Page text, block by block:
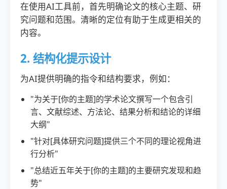
在使用AI工具前，首先明确论文的核心主题、研
究问题和范围。清晰的定位有助于生成更相关的
内容。
2. 结构化提示设计
为AI提供明确的指令和结构要求，例如：
"为关于[你的主题]的学术论文撰写一个包含引
言、文献综述、方法论、结果分析和结论的详细
大纲"
"针对[具体研究问题]提供三个不同的理论视角进
行分析"
"总结近五年关于[你的主题]的主要研究发现和趋
势"